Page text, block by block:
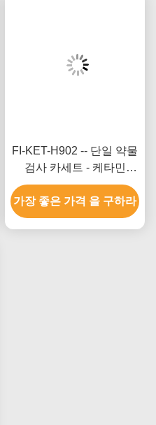
FI-KET-H902 -- 단일 약물
검사 카세트 - 케타민
(KET) (모발)
가장 좋은 가격 을 구하라